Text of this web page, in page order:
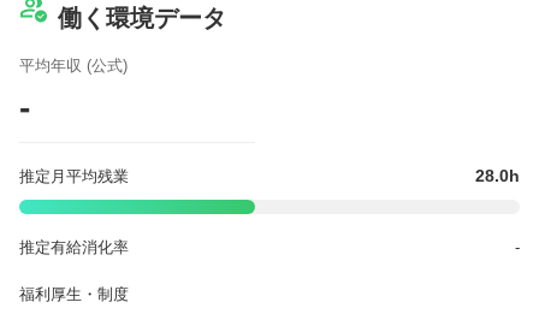
働く環境データ
平均年収 (公式)
-
推定月平均残業 28.0h
推定有給消化率 -
福利厚生・制度